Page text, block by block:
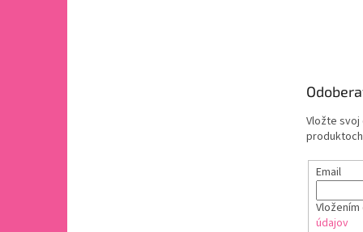
Vložte svoj
Email
údajov